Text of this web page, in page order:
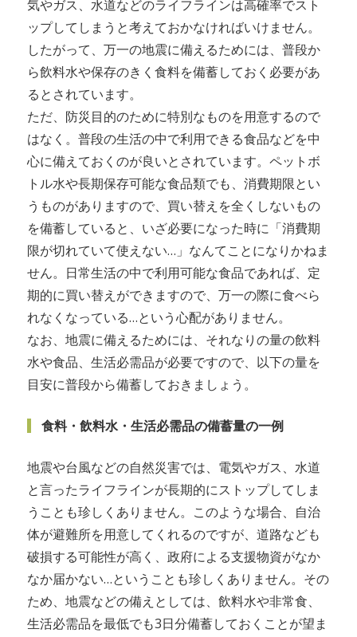
気やガス、水道などのライフラインは高確率でスト
ップしてしまうと考えておかなければいけません。
したがって、万一の地震に備えるためには、普段か
ら飲料水や保存のきく食料を備蓄しておく必要があ
るとされています。
ただ、防災目的のために特別なものを用意するので
はなく。普段の生活の中で利用できる食品などを中
心に備えておくのが良いとされています。ペットボ
トル水や長期保存可能な食品類でも、消費期限とい
うものがありますので、買い替えを全くしないもの
を備蓄していると、いざ必要になった時に「消費期
限が切れていて使えない…」なんてことになりかねま
せん。日常生活の中で利用可能な食品であれば、定
期的に買い替えができますので、万一の際に食べら
れなくなっている…という心配がありません。
なお、地震に備えるためには、それなりの量の飲料
水や食品、生活必需品が必要ですので、以下の量を
目安に普段から備蓄しておきましょう。
食料・飲料水・生活必需品の備蓄量の一例
地震や台風などの自然災害では、電気やガス、水道
と言ったライフラインが長期的にストップしてしま
うことも珍しくありません。このような場合、自治
体が避難所を用意してくれるのですが、道路なども
破損する可能性が高く、政府による支援物資がなか
なか届かない…ということも珍しくありません。その
ため、地震などの備えとしては、飲料水や非常食、
生活必需品を最低でも3日分備蓄しておくことが望ま